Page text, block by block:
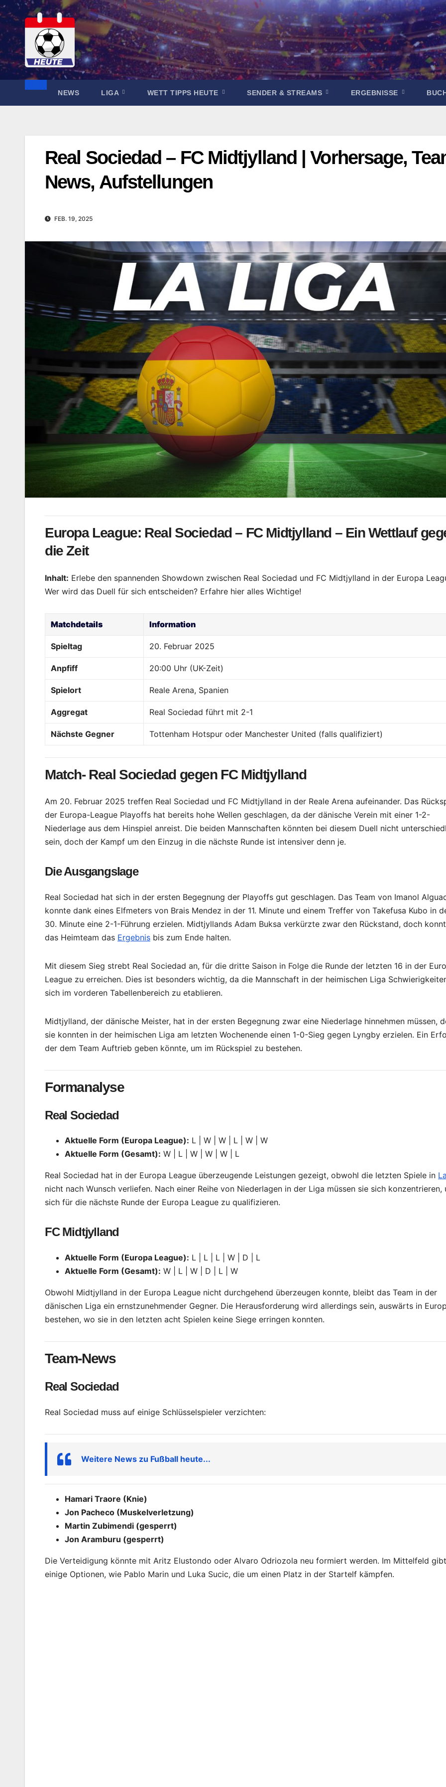
Zum
Inhalt
springen
NEWS LIGA WETT TIPPS HEUTE SENDER & STREAMS ERGEBNISSE
Real Sociedad – FC Midtjylland | Vorhersage,
News, Aufstellungen
FEB. 19, 2025
Europa League: Real Sociedad – FC Midtjylland – Ein Wettlauf
die Zeit
Inhalt: Erlebe den spannenden Showdown zwischen Real Sociedad und FC Midtjylland in der Europa
Wer wird das Duell für sich entscheiden? Erfahre hier alles Wichtige!
Matchdetails Information
Spieltag 20. Februar 2025
Anpfiff 20:00 Uhr (UK-Zeit)
Spielort Reale Arena, Spanien
Aggregat Real Sociedad führt mit 2-1
Nächste Gegner Tottenham Hotspur oder Manchester United (falls qualifiziert)
Match- Real Sociedad gegen FC Midtjylland
Am 20. Februar 2025 treffen Real Sociedad und FC Midtjylland in der Reale Arena aufeinander. Das
der Europa-League Playoffs hat bereits hohe Wellen geschlagen, da der dänische Verein mit einer 1-2-
Niederlage aus dem Hinspiel anreist. Die beiden Mannschaften könnten bei diesem Duell nicht
sein, doch der Kampf um den Einzug in die nächste Runde ist intensiver denn je.
Die Ausgangslage
Real Sociedad hat sich in der ersten Begegnung der Playoffs gut geschlagen. Das Team von Imanol
konnte dank eines Elfmeters von Brais Mendez in der 11. Minute und einem Treffer von Takefusa Kubo in
30. Minute eine 2-1-Führung erzielen. Midtjyllands Adam Buksa verkürzte zwar den Rückstand, doch
das Heimteam das Ergebnis bis zum Ende halten.
Mit diesem Sieg strebt Real Sociedad an, für die dritte Saison in Folge die Runde der letzten 16 in der
League zu erreichen. Dies ist besonders wichtig, da die Mannschaft in der heimischen Liga
sich im vorderen Tabellenbereich zu etablieren.
Midtjylland, der dänische Meister, hat in der ersten Begegnung zwar eine Niederlage hinnehmen müssen,
sie konnten in der heimischen Liga am letzten Wochenende einen 1-0-Sieg gegen Lyngby erzielen. Ein
der dem Team Auftrieb geben könnte, um im Rückspiel zu bestehen.
Formanalyse
Real Sociedad
Aktuelle Form (Europa League): L | W | W | L | W | W
Aktuelle Form (Gesamt): W | L | W | W | W | L
Real Sociedad hat in der Europa League überzeugende Leistungen gezeigt, obwohl die letzten Spiele in
nicht nach Wunsch verliefen. Nach einer Reihe von Niederlagen in der Liga müssen sie sich konzentrieren,
sich für die nächste Runde der Europa League zu qualifizieren.
FC Midtjylland
Aktuelle Form (Europa League): L | L | L | W | D | L
Aktuelle Form (Gesamt): W | L | W | D | L | W
Obwohl Midtjylland in der Europa League nicht durchgehend überzeugen konnte, bleibt das Team in der
dänischen Liga ein ernstzunehmender Gegner. Die Herausforderung wird allerdings sein, auswärts in
bestehen, wo sie in den letzten acht Spielen keine Siege erringen konnten.
Team-News
Real Sociedad
Real Sociedad muss auf einige Schlüsselspieler verzichten:
Weitere News zu Fußball heute...
Hamari Traore (Knie)
Jon Pacheco (Muskelverletzung)
Martin Zubimendi (gesperrt)
Jon Aramburu (gesperrt)
Die Verteidigung könnte mit Aritz Elustondo oder Alvaro Odriozola neu formiert werden. Im Mittelfeld
einige Optionen, wie Pablo Marin und Luka Sucic, die um einen Platz in der Startelf kämpfen.